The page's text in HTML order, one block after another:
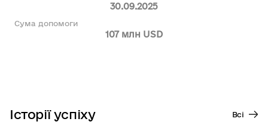
30.09.2025
Сума допомоги
107 млн USD
Історії успіху Всі